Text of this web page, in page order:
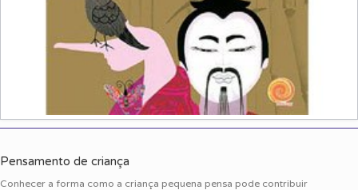
Pensamento de criança
Conhecer a forma como a criança pequena pensa pode contribuir